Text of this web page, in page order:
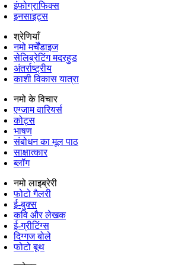
इंफोग्राफिक्स
इनसाइट्स
श्रेणियाँ
नमो मर्चेंडाइज
सेलिब्रेटिंग मदरहुड
अंतर्राष्‍ट्रीय
काशी विकास यात्रा
नमो के विचार
एग्जाम वारियर्स
कोट्स
भाषण
संबोधन का मूल पाठ
साक्षात्कार
ब्लॉग
नमो लाइब्रेरी
फोटो गैलरी
ई-बुक्स
कवि और लेखक
ई-ग्रीटिंग्स
दिग्गज बोले
फोटो बूथ